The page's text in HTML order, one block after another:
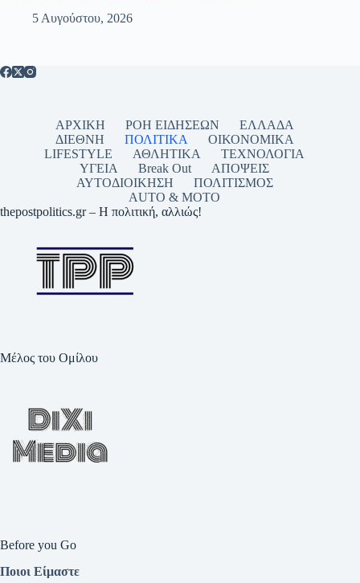
5 Αυγούστου, 2026
ΑΡΧΙΚΗ ΡΟΗ ΕΙΔΗΣΕΩΝ
ΕΛΛΑΔΑ
ΔΙΕΘΝΗ
ΠΟΛΙΤΙΚΑ
ΟΙΚΟΝΟΜΙΚΑ
LIFESTYLE
ΑΘΛΗΤΙΚΑ
ΤΕΧΝΟΛΟΓΙΑ
ΥΓΕΙΑ
Break Out
ΑΠΟΨΕΙΣ
ΑΥΤΟΔΙΟΙΚΗΣΗ
ΠΟΛΙΤΙΣΜΟΣ
AUTO & MOTO
thepostpolitics.gr – Η πολιτική, αλλιώς!
Μέλος του Ομίλου
Before you Go
Ποιοι Είμαστε